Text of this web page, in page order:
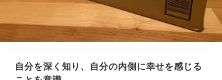
自分を深く知り、自分の内側に幸せを感じる